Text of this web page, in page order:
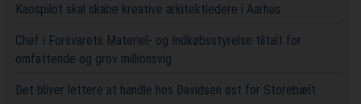
Kaospilot skal skabe kreative arkitektledere i Aarhus
Chef i Forsvarets Materiel- og Indkøbsstyrelse tiltalt for
omfattende og grov millionsvig
Det bliver lettere at handle hos Davidsen øst for Storebælt